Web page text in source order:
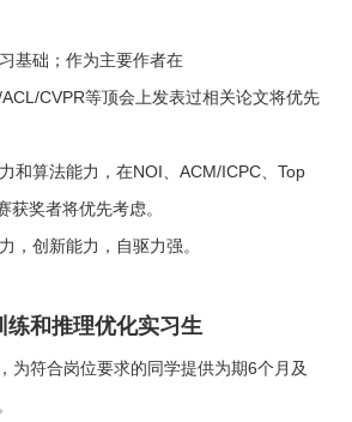
基础；作为主要作者在
CVPR等顶会上发表过相关论文将优先
和算法能力，在NOI、ACM/ICPC、Top
奖者将优先考虑。
，创新能力，自驱力强。
练和推理优化实习生
为符合岗位要求的同学提供为期6个月及